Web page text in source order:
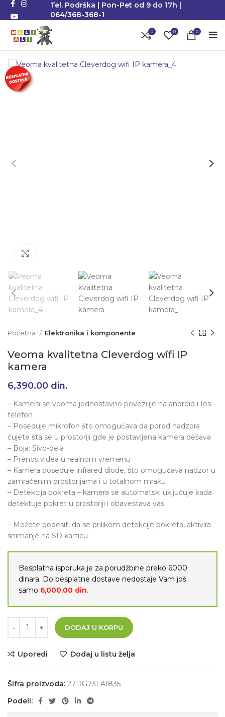
Tel. Podrška | Pon-Pet od 9 do 17h |
064/368-368-1
0 0 0
Početna Elektronika i komponente
Veoma kvalitetna Cleverdog wifi IP
kamera
6,390.00 din.
– Kamera se veoma jednostavno povezuje na android i Ios
telefon
– Poseduje mikrofon što omogućava da pored nadzora
čujete šta se u prostoriji gde je postavljena kamera dešava
– Boja: Sivo-bela
– Prenos videa u realnom vremenu
– Kamera poseduje infrared diode, što omogućava nadzor u
zamračenim prostorijama i u totalnom mraku
– Detekcija pokreta – kamera se automatski uključuje kada
detektuje pokret u prostoriji i obavestava vas
– Možete podesiti da se prilikom detekcije pokreta, aktivira
snimanje na SD karticu
Besplatna isporuka je za porudžbine preko 6000
dinara. Do besplatne dostave nedostaje Vam još
samo 6,000.00 din.
DODAJ U KORPU
Uporedi Dodaj u listu želja
Šifra proizvoda: 27DG73FAI835
Podeli: